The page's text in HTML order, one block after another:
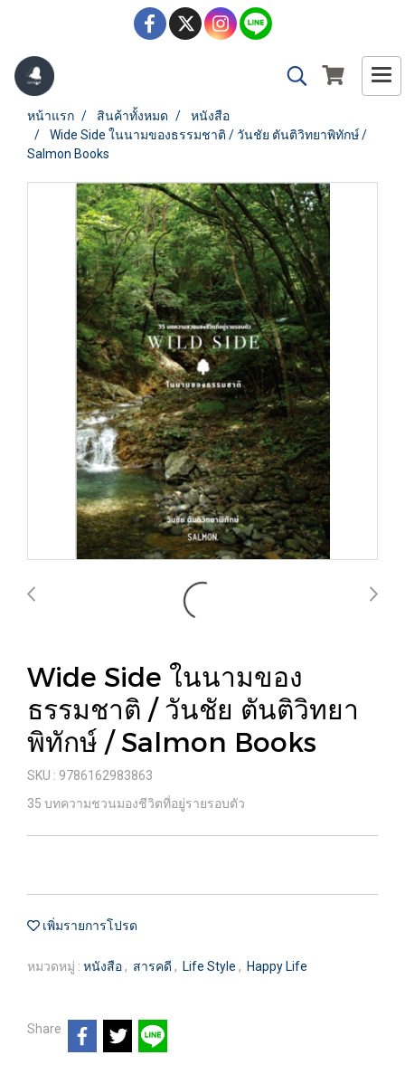
หน้าแรก สินค้าทั้งหมด
หนังสือ
Wide Side ในนามของธรรมชาติ / วันชัย ตันติวิทยาพิทักษ์ /
Salmon Books
Wide Side ในนามของ
ธรรมชาติ / วันชัย ตันติวิทยา
พิทักษ์ / Salmon Books
SKU : 9786162983863
35 บทความชวนมองชีวิตที่อยู่รายรอบตัว
เพิ่มรายการโปรด
หมวดหมู่ : หนังสือ , สารคดี , Life Style , Happy Life
Share